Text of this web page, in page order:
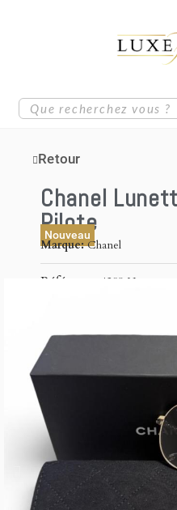
Retour
Chanel
Pilote
Nouveau
Marque Chanel
Référence 4298 H